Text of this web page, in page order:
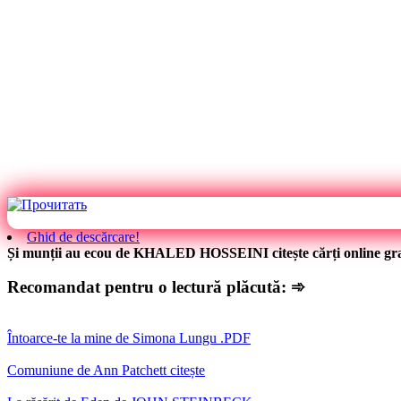
Ghid de descărcare!
Și munții au ecou de KHALED HOSSEINI citește cărți online
Recomandat pentru o lectură plăcută: ➾
Întoarce-te la mine de Simona Lungu .PDF
Comuniune de Ann Patchett citește